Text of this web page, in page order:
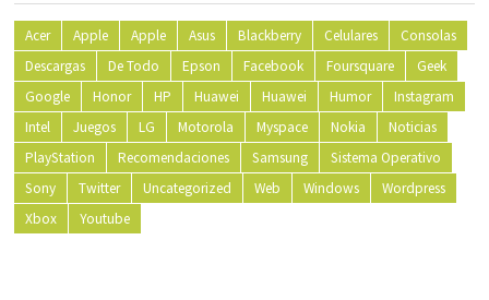
Acer Apple Apple Asus Blackberry Celulares
Consolas
Descargas
De Todo Epson Facebook Foursquare
Geek
Google
Honor HP Huawei Huawei Humor
Instagram
Intel
Juegos LG Motorola Myspace Nokia
Noticias
PlayStation
Recomendaciones Samsung
Sistema Operativo
Sony
Twitter Uncategorized Web Windows
Wordpress
Xbox
Youtube